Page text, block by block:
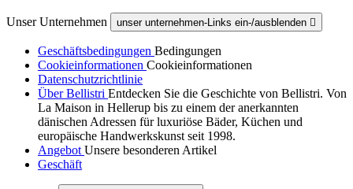
Unser Unternehmen unser unternehmen-Links ein-/ausblenden 
Geschäftsbedingungen Bedingungen
Cookieinformationen Cookieinformationen
Datenschutzrichtlinie
Über Bellistri Entdecken Sie die Geschichte von Bellistri. Von
La Maison in Hellerup bis zu einem der anerkannten
dänischen Adressen für luxuriöse Bäder, Küchen und
europäische Handwerkskunst seit 1998.
Angebot Unsere besonderen Artikel
Geschäft